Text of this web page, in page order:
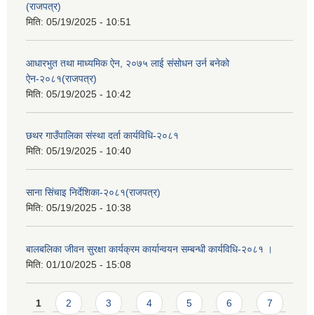
(राजपत्र)
मिति: 05/19/2025 - 10:51
आधारभुत तथा माध्यमिक ऐन, २०७५ लाई संसोधन उर्न बनेको
ऐन-२०८१(राजपत्र)
मिति: 05/19/2025 - 10:42
छथर गाउँपालिका संस्था दर्ता कार्यविधि-२०८१
मिति: 05/19/2025 - 10:40
साना सिंचाइ निर्देशिका-२०८१(राजपत्र)
मिति: 05/19/2025 - 10:38
बालबलिका जीवन सुरक्षा कार्यक्रम कार्यान्वयन सम्बन्धी कार्यविधि-२०८१ ।
मिति: 01/10/2025 - 15:08
Pages
1 2 3 4 5 6 7